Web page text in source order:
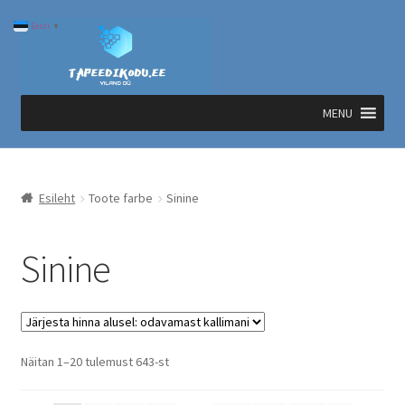
Liigu
navigeerimisele
Liigu
MENU
Esileht Toote farbe Sinine
Sinine
Näitan 1–20 tulemust 643-stSorted
Eesti ▼